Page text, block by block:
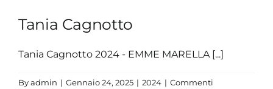
Tania Cagnotto
Tania Cagnotto 2024 - EMME MARELLA [...]
Byadmin | Gennaio 24, 2025 | 2024 | Commenti